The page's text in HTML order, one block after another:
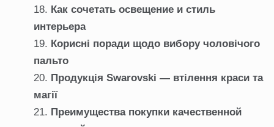
Как сочетать освещение и стиль
интерьера
Корисні поради щодо вибору чоловічого
пальто
Продукція Swarovski — втілення краси та
магії
Преимущества покупки качественной